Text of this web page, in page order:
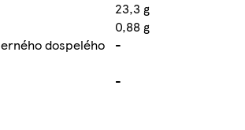
23,3 g
0,88 g
dospelého
-
-